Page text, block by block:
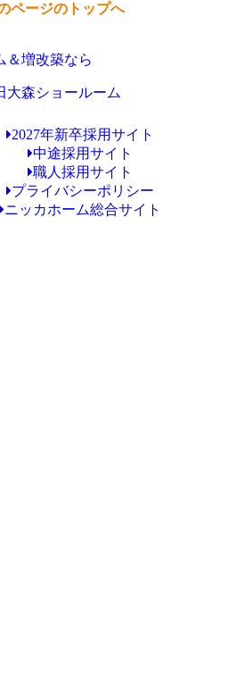
ページのトップへ
＆増改築なら
2027年新卒採用サイト
中途採用サイト
職人採用サイト
プライバシーポリシー
ニッカホーム総合サイト